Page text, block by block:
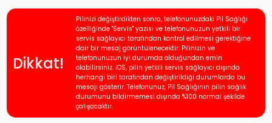
Dikkat!
Pilinizi değiştirdikten sonra, telefonunuzdaki Pil Sağlığı
özelliğinde "Servis" yazısı ve telefonunuzun yetkili bir
servis sağlayıcı tarafından kontrol edilmesi gerektiğine
dair bir mesaj görüntülenecektir. Pilinizin ve
telefonunuzun iyi durumda olduğundan emin
olabilirsiniz. iOS, pilin yetkili servis sağlayıcı dışında
herhangi biri tarafından değiştirildiği durumlarda bu
mesajı gösterir. Telefonunuz, Pil Sağlığının pilin sağlık
durumunu bildirmemesi dışında %100 normal şekilde
çalışacaktır.